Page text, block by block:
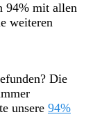
94% mit allen
weiteren
Die
unsere 94%